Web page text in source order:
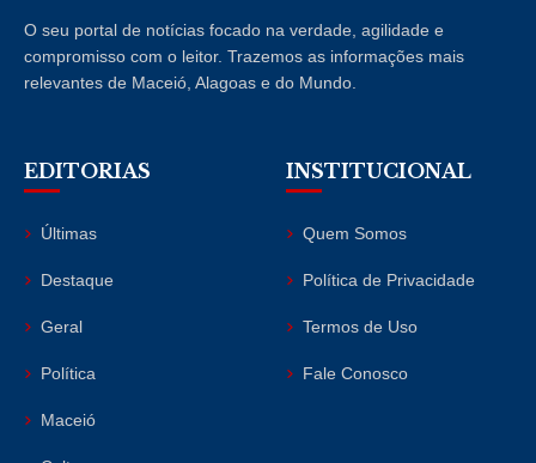
O seu portal de notícias focado na verdade, agilidade e
compromisso com o leitor. Trazemos as informações mais
relevantes de Maceió, Alagoas e do Mundo.
EDITORIAS
Últimas
Destaque
Geral
Política
Maceió
INSTITUCIONAL
Quem Somos
Política de Privacidade
Termos de Uso
Fale Conosco